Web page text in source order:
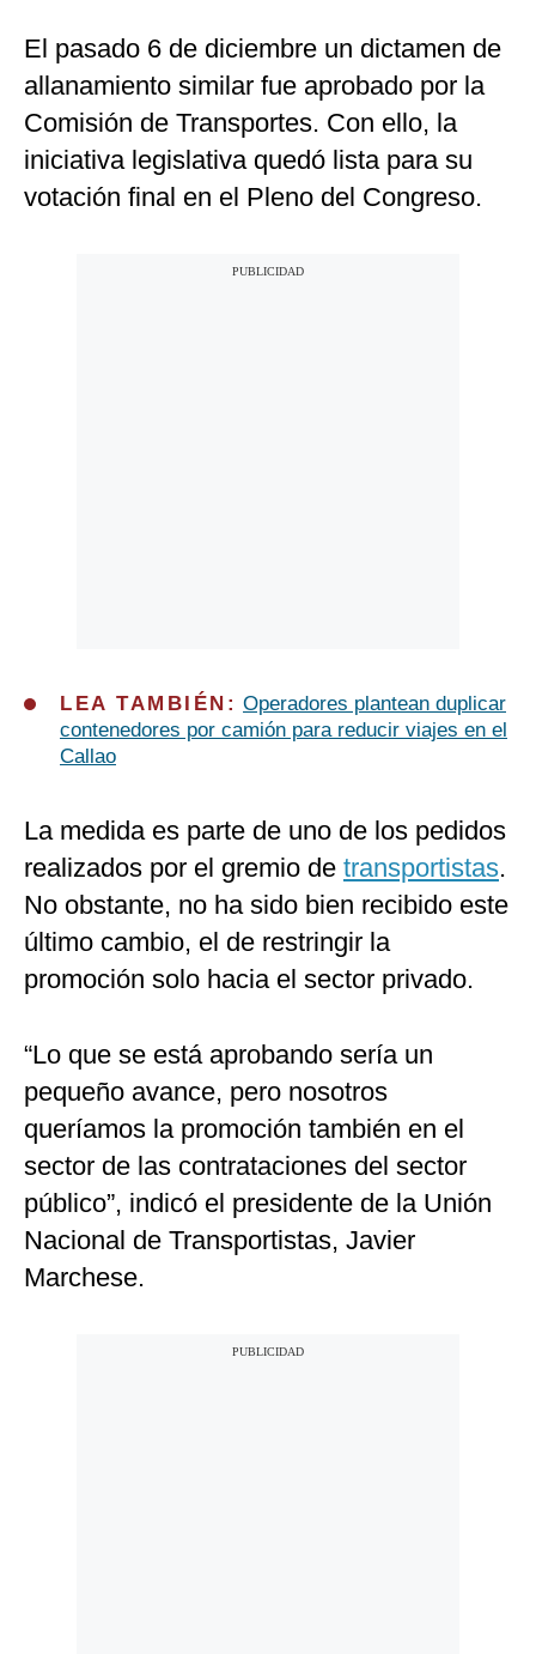
El pasado 6 de diciembre un dictamen de
allanamiento similar fue aprobado por la
Comisión de Transportes. Con ello, la
iniciativa legislativa quedó lista para su
votación final en el Pleno del Congreso.
LEA TAMBIÉN: Operadores plantean duplicar
contenedores por camión para reducir viajes en el
Callao
La medida es parte de uno de los pedidos
realizados por el gremio de transportistas.
No obstante, no ha sido bien recibido este
último cambio, el de restringir la
promoción solo hacia el sector privado.
“Lo que se está aprobando sería un
pequeño avance, pero nosotros
queríamos la promoción también en el
sector de las contrataciones del sector
público”, indicó el presidente de la Unión
Nacional de Transportistas, Javier
Marchese.